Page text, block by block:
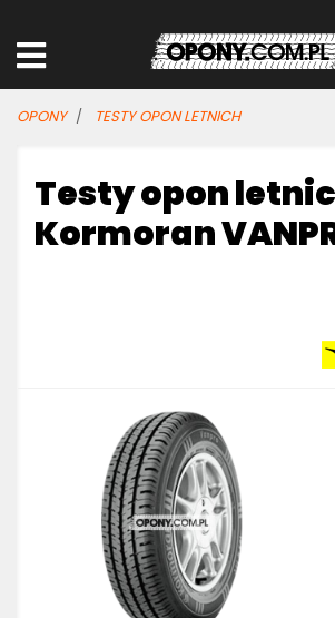
OPONY TESTY OPON LETNICH
Testy opon
Kormoran